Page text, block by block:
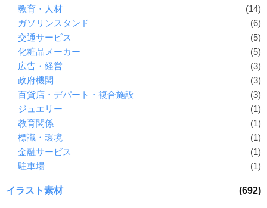
教育・人材
(14)
ガソリンスタンド
(6)
交通サービス
(5)
化粧品メーカー
(5)
広告・経営
(3)
政府機関
(3)
百貨店・デパート・複合施設
(3)
ジュエリー
(1)
教育関係
(1)
標識・環境
(1)
金融サービス
(1)
駐車場
(1)
イラスト素材 (692)